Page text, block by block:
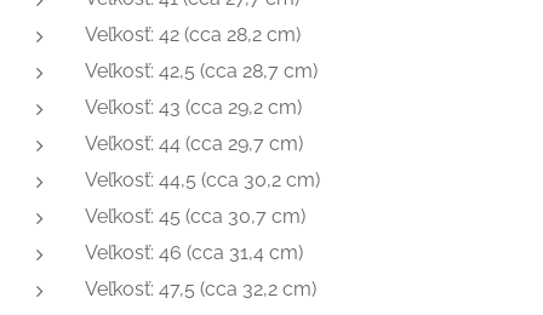
Veľkosť: 42 (cca 28,2 cm)
Veľkosť: 42,5 (cca 28,7 cm)
Veľkosť: 43 (cca 29,2 cm)
Veľkosť: 44 (cca 29,7 cm)
Veľkosť: 44,5 (cca 30,2 cm)
Veľkosť: 45 (cca 30,7 cm)
Veľkosť: 46 (cca 31,4 cm)
Veľkosť: 47,5 (cca 32,2 cm)